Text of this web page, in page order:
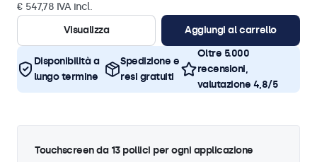
€ 547,78 IVA incl.
Visualizza
Aggiungi al carrello
Disponibilità a
lungo termine
Spedizione e
resi gratuiti
Oltre 5.000
recensioni,
valutazione 4,8/5
Touchscreen da 13 pollici per ogni applicazione